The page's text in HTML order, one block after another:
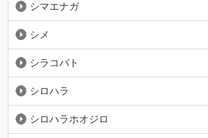
シマエナガ
シメ
シラコバト
シロハラ
シロハラホオジロ